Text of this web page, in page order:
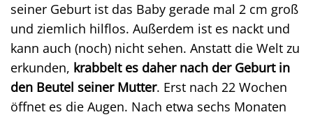
seiner Geburt ist das Baby gerade mal 2 cm groß
und ziemlich hilflos. Außerdem ist es nackt und
kann auch (noch) nicht sehen. Anstatt die Welt zu
erkunden, krabbelt es daher nach der Geburt in
den Beutel seiner Mutter. Erst nach 22 Wochen
öffnet es die Augen. Nach etwa sechs Monaten